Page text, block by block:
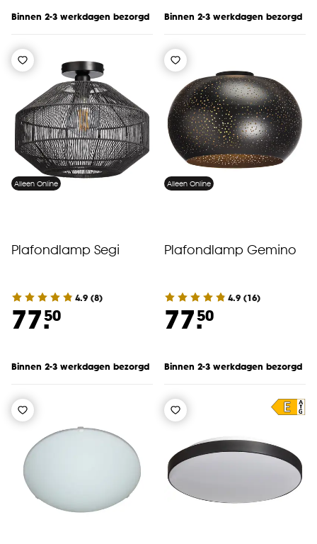
Binnen 2-3 werkdagen bezorgd Binnen 2-3 werkdagen bezorgd
Alleen Online
Plafondlamp Segi
4.9 (8)
77.50
Binnen 2-3 werkdagen bezorgd
Alleen Online
Plafondlamp Gemino
4.9 (16)
77.50
Binnen 2-3 werkdagen bezorgd